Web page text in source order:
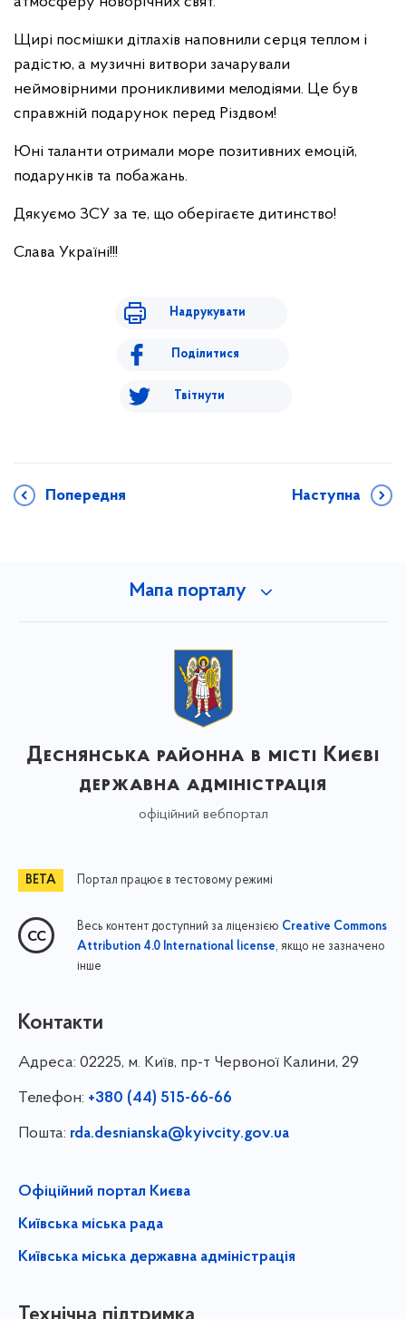
Щирі посмішки дітлахів наповнили серця теплом і
радістю, а музичні витвори зачарували
неймовірними проникливими мелодіями. Це був
справжній подарунок перед Різдвом!
Юні таланти отримали море позитивних емоцій,
подарунків та побажань.
Дякуємо ЗСУ за те, що оберігаєте дитинство!
Слава Україні!!!
Надрукувати
Поділитися
Твітнути
Попередня Наступна
Мапа порталу
Деснянська районна в місті Києві
державна адміністрація
офіційний вебпортал
Портал працює в тестовому режимі
Весь контент доступний за ліцензією Creative Commons
Attribution 4.0 International license, якщо не зазначено
інше
Контакти
Адреса: 02225, м. Київ, пр-т Червоної Калини, 29
Телефон: +380 (44) 515-66-66
Пошта: rda.desnianska@kyivcity.gov.ua
Офіційний портал Києва
Київська міська рада
Київська міська державна адміністрація